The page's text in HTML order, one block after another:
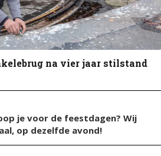
na vier jaar stilstand
je voor de feestdagen? Wij
op dezelfde avond!